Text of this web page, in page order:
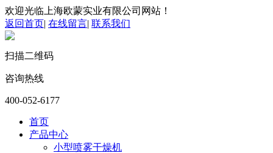
欢迎光临上海欧蒙实业有限公司网站！
返回首页| 在线留言| 联系我们
扫描二维码
咨询热线
400-052-6177
首页
产品中心
小型喷雾干燥机